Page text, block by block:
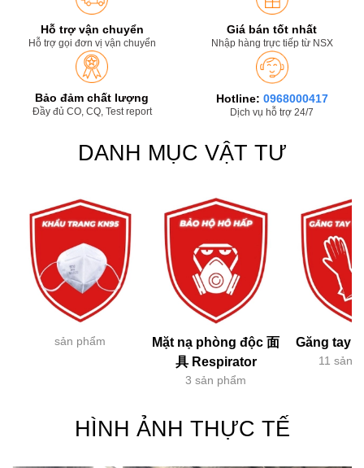
Hỗ trợ vận chuyển
Hỗ trợ gọi đơn vị vận chuyển
Giá bán tốt nhất
Nhập hàng trực tiếp từ NSX
Bảo đảm chất lượng
Đầy đủ CO, CQ, Test report
Hotline: 0968000417
Dịch vụ hỗ trợ 24/7
DANH MỤC VẬT TƯ
sản phẩm
Mặt nạ phòng độc 面
具 Respirator
3 sản phẩm
Găng tay
11 sản
HÌNH ẢNH THỰC TẾ